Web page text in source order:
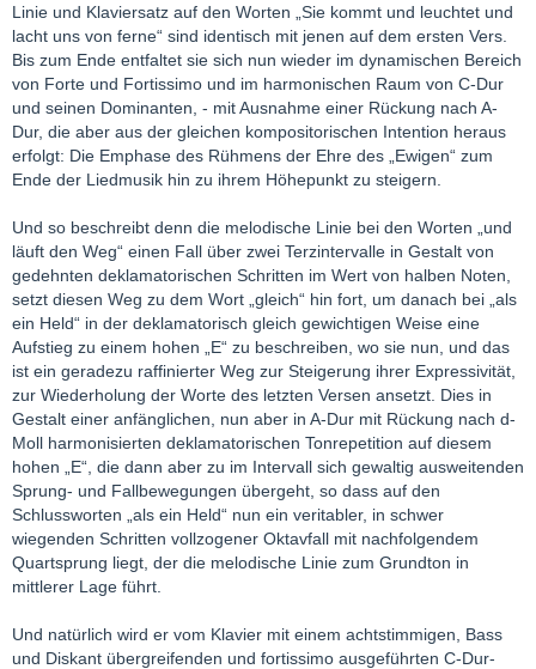
Linie und Klaviersatz auf den Worten „Sie kommt und leuchtet und
lacht uns von ferne“ sind identisch mit jenen auf dem ersten Vers.
Bis zum Ende entfaltet sie sich nun wieder im dynamischen Bereich
von Forte und Fortissimo und im harmonischen Raum von C-Dur
und seinen Dominanten, - mit Ausnahme einer Rückung nach A-
Dur, die aber aus der gleichen kompositorischen Intention heraus
erfolgt: Die Emphase des Rühmens der Ehre des „Ewigen“ zum
Ende der Liedmusik hin zu ihrem Höhepunkt zu steigern.
Und so beschreibt denn die melodische Linie bei den Worten „und
läuft den Weg“ einen Fall über zwei Terzintervalle in Gestalt von
gedehnten deklamatorischen Schritten im Wert von halben Noten,
setzt diesen Weg zu dem Wort „gleich“ hin fort, um danach bei „als
ein Held“ in der deklamatorisch gleich gewichtigen Weise eine
Aufstieg zu einem hohen „E“ zu beschreiben, wo sie nun, und das
ist ein geradezu raffinierter Weg zur Steigerung ihrer Expressivität,
zur Wiederholung der Worte des letzten Versen ansetzt. Dies in
Gestalt einer anfänglichen, nun aber in A-Dur mit Rückung nach d-
Moll harmonisierten deklamatorischen Tonrepetition auf diesem
hohen „E“, die dann aber zu im Intervall sich gewaltig ausweitenden
Sprung- und Fallbewegungen übergeht, so dass auf den
Schlussworten „als ein Held“ nun ein veritabler, in schwer
wiegenden Schritten vollzogener Oktavfall mit nachfolgendem
Quartsprung liegt, der die melodische Linie zum Grundton in
mittlerer Lage führt.
Und natürlich wird er vom Klavier mit einem achtstimmigen, Bass
und Diskant übergreifenden und fortissimo ausgeführten C-Dur-